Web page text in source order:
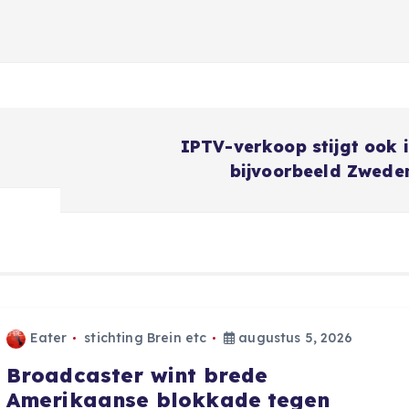
IPTV-verkoop stijgt ook
bijvoorbeeld
Eater stichting Brein etc augustus 5, 2026
Broadcaster wint brede
Amerikaanse blokkade tegen